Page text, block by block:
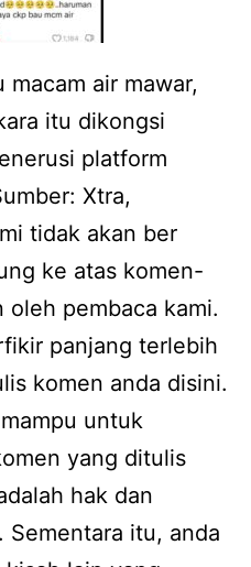
macam air mawar,
itu dikongsi
platform
Xtra,
tidak akan ber
ke atas komen-
pembaca kami.
panjang terlebih
komen anda disini.
untuk
yang ditulis
hak dan
Sementara itu, anda